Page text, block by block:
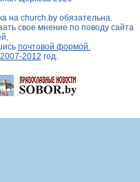
на church.byобязательна.
свое мнение по поводу сайта
почтовой формой.
2007-2012 год.